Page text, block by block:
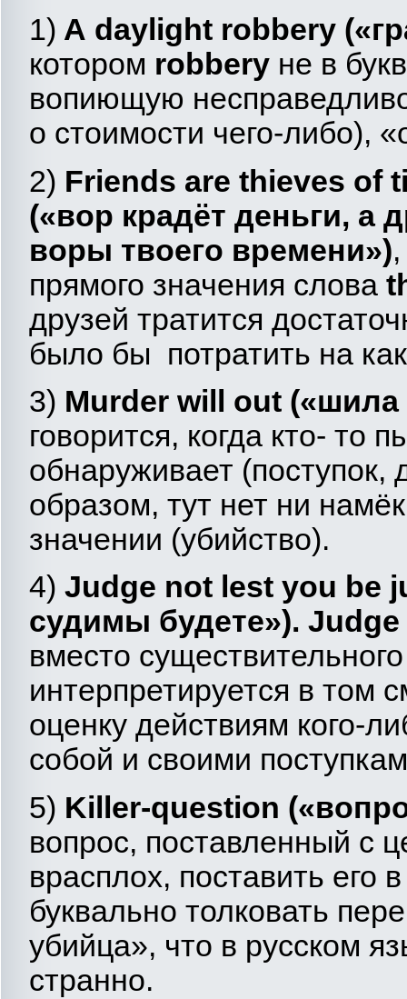
1) A daylight robbery
котором robberyне в
вопиющую
о стоимости чего-либо),
2) Friends are thieves of
(«вор крадёт деньги, а
воры твоего времени»)
прямого значения слова
друзей тратится
было бы потратить на
3) Murder will out
говорится, когда кто- то
обнаруживает (поступок,
образом, тут нет ни
значении (убийство).
4) Judge not lest you be
судимы будете»). Judge
вместо
интерпретируется в том
оценку действиям кого-
собой и своими
5) Killer-question
вопрос, поставленный с
врасплох, поставить
буквально толковать
убийца», что в русском
странно.